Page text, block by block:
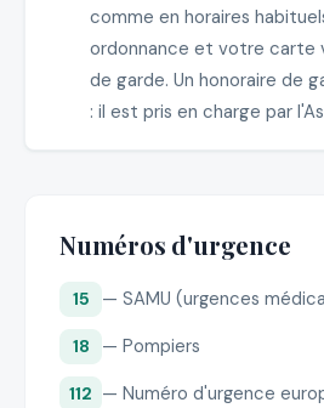
comme en horaires
ordonnance et votre carte
de garde. Un honoraire de
: il est pris en charge par
Numéros d'urgence
15 — SAMU (urgences
18 — Pompiers
112 — Numéro d'urgence